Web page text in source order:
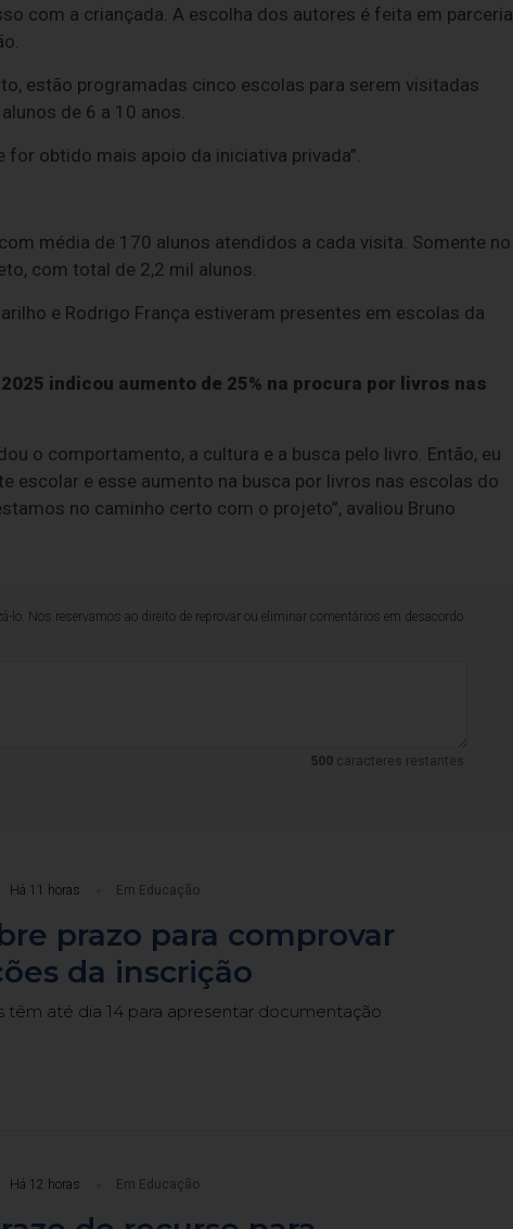
com a criançada. A escolha dos autores é feita em parceria
estão programadas cinco escolas para serem visitadas
de 6 a 10 anos.
obtido mais apoio da iniciativa privada”.
média de 170 alunos atendidos a cada visita. Somente no
com total de 2,2 mil alunos.
e Rodrigo França estiveram presentes em escolas da
indicou aumento de 25% na procura por livros nas
o comportamento, a cultura e a busca pelo livro. Então, eu
escolar e esse aumento na busca por livros nas escolas do
no caminho certo com o projeto”, avaliou Bruno
lo. Nos reservamos ao direito de reprovar ou eliminar comentários em desacordo
500caracteres restantes.
Há 11 horas Em Educação
prazo para comprovar
da inscrição
têm até dia 14 para apresentar documentação
Há 12 horas Em Educação